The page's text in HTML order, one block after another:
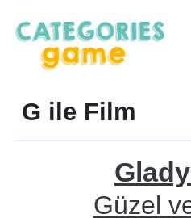
G ile Film
Güzel